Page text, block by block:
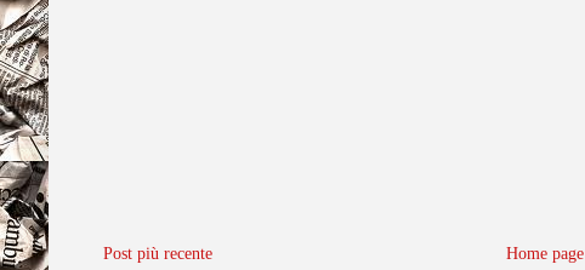
Post più recente Home page